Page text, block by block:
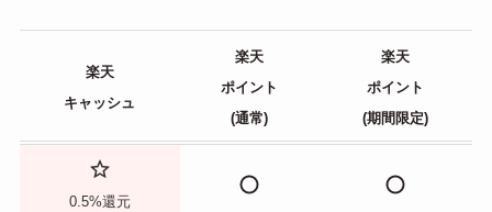
楽天
キャッシュ
楽天
ポイント
(通常)
楽天
ポイント
(期間限定)
0.5%還元